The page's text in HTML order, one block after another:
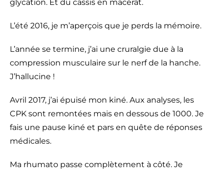
glycation. Et du cassis en macérât.
L’été 2016, je m’aperçois que je perds la mémoire.
L’année se termine, j’ai une cruralgie due à la
compression musculaire sur le nerf de la hanche.
J’hallucine !
Avril 2017, j’ai épuisé mon kiné. Aux analyses, les
CPK sont remontées mais en dessous de 1000. Je
fais une pause kiné et pars en quête de réponses
médicales.
Ma rhumato passe complètement à côté. Je